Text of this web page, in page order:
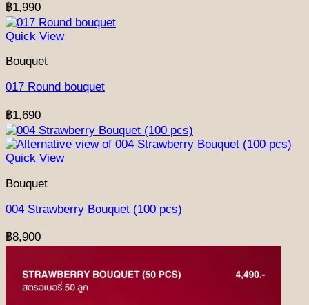
฿1,990
Quick View
Bouquet
017 Round bouquet
฿1,690
Quick View
Bouquet
004 Strawberry Bouquet (100 pcs)
฿8,900